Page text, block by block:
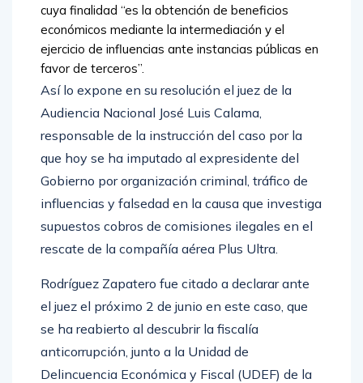
cuya finalidad “es la obtención de beneficios
económicos mediante la intermediación y el
ejercicio de influencias ante instancias públicas en
favor de terceros”.
Así lo expone en su resolución el juez de la
Audiencia Nacional José Luis Calama,
responsable de la instrucción del caso por la
que hoy se ha imputado al expresidente del
Gobierno por organización criminal, tráfico de
influencias y falsedad en la causa que investiga
supuestos cobros de comisiones ilegales en el
rescate de la compañía aérea Plus Ultra.
Rodríguez Zapatero fue citado a declarar ante
el juez el próximo 2 de junio en este caso, que
se ha reabierto al descubrir la fiscalía
anticorrupción, junto a la Unidad de
Delincuencia Económica y Fiscal (UDEF) de la